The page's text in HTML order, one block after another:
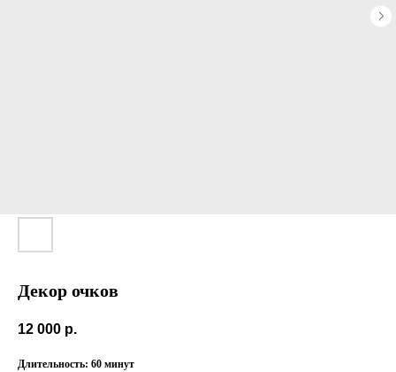
Декор очков
12 000 р.
Длительность: 60 минут